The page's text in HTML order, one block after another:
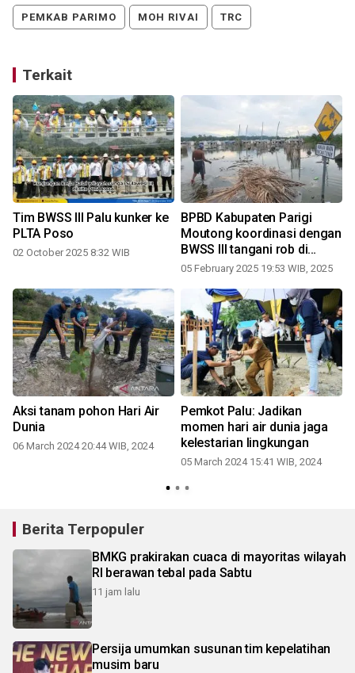
PEMKAB PARIMO MOH RIVAI TRC
Terkait
Tim BWSS III Palu kunker ke
PLTA Poso
02 October 2025 8:32 WIB
BPBD Kabupaten Parigi
Moutong koordinasi dengan
BWSS III tangani rob di
Sausu
05 February 2025 19:53 WIB, 2025
Aksi tanam pohon Hari Air
Dunia
06 March 2024 20:44 WIB, 2024
Pemkot Palu: Jadikan
momen hari air dunia jaga
kelestarian lingkungan
05 March 2024 15:41 WIB, 2024
Berita Terpopuler
BMKG prakirakan cuaca di mayoritas wilayah
RI berawan tebal pada Sabtu
11 jam lalu
Persija umumkan susunan tim kepelatihan
musim baru